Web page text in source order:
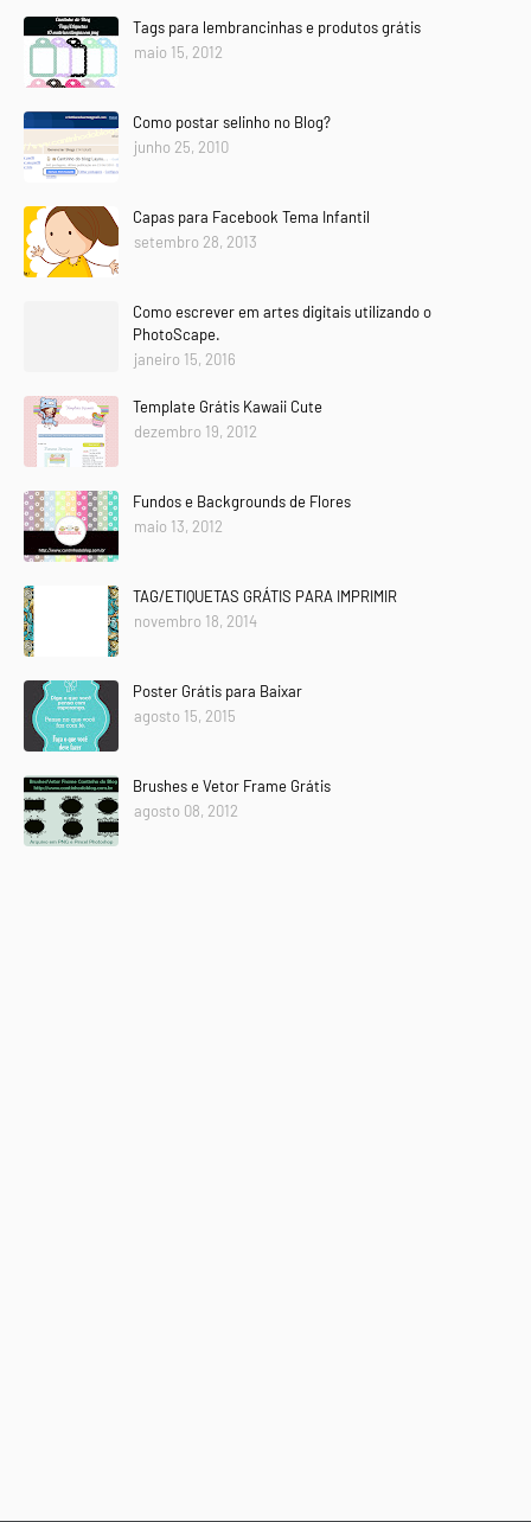
Tags para lembrancinhas e produtos grátis
maio 15, 2012
Como postar selinho no Blog?
junho 25, 2010
Capas para Facebook Tema Infantil
setembro 28, 2013
Como escrever em artes digitais utilizando o
PhotoScape.
janeiro 15, 2016
Template Grátis Kawaii Cute
dezembro 19, 2012
Fundos e Backgrounds de Flores
maio 13, 2012
TAG/ETIQUETAS GRÁTIS PARA IMPRIMIR
novembro 18, 2014
Poster Grátis para Baixar
agosto 15, 2015
Brushes e Vetor Frame Grátis
agosto 08, 2012